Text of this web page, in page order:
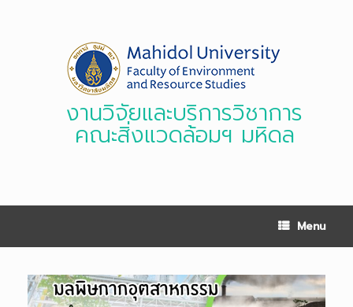
งานวิจัยและบริการวิชาการ
คณะสิ่งแวดล้อมฯ มหิดล
Menu